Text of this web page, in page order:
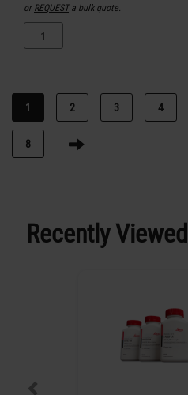
orREQUESTa bulk quote.
1 2 3 4
8
Recently Viewed